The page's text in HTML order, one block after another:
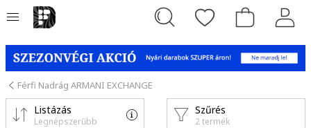
Férfi Nadrág ARMANI EXCHANGE
Szűrés
2 termék
Listázás
Legnépszerűbb